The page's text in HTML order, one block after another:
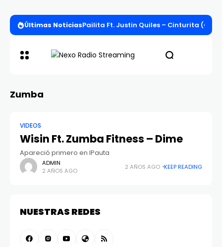
Últimas NoticiasPailita Ft. Justin Quiles – Cinturita
Zumba
VIDEOS
Wisin Ft. Zumba Fitness – Dime
Apareció primero en IPauta
ADMIN
2 AÑOS AGO
2 AÑOS AGO KEEP READING
NUESTRAS REDES